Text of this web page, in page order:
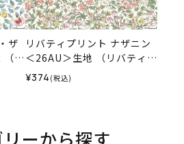
ザ
（リ
2
リバティプリント ナザニン
＜26AU＞生地 （リバティ・
ファブリックス）2026SS
¥374 (税込)
ーから探す